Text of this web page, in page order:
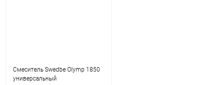
Смеситель Swedbe Olymp 1850
универсальный